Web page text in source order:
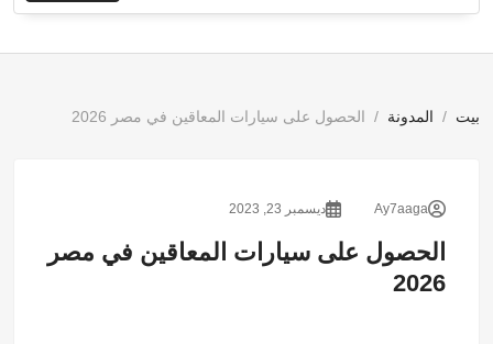
بيت المدونة الحصول على سيارات المعاقين في مصر 2026
Ay7aaga ديسمبر 23, 2023
الحصول على سيارات المعاقين في مصر
2026